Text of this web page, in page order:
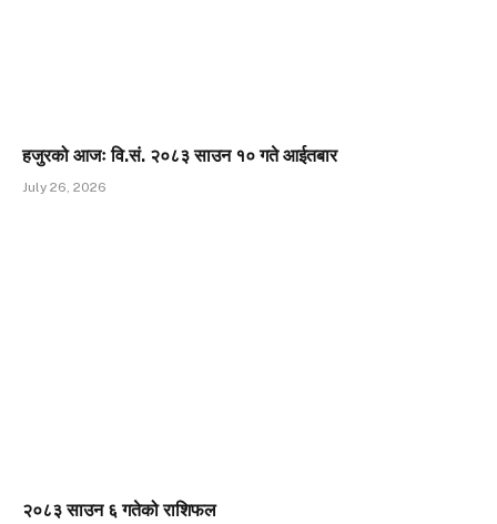
हजुरको आजः वि.सं. २०८३ साउन १० गते आईतबार
July 26, 2026
२०८३ साउन ६ गतेको राशिफल